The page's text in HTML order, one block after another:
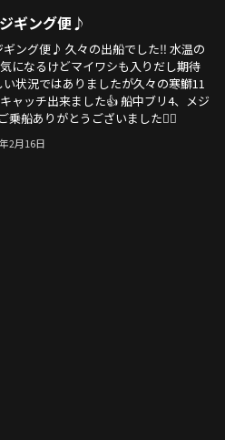
ギング便♪
ギング便♪ 久々の出船でした‼️ 水温の
になるけどマイワシも入りだし期待
い状況ではありましたが久々の寒鰤11
ャッチ出来ました👍 船中ブリ4、メジ
乗船ありがとうございました🙇‍♂️
2月16日